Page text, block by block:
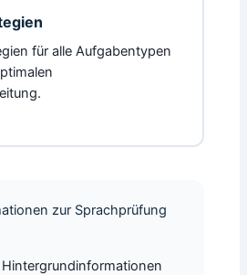
für alle Aufgabentypen
zur Sprachprüfung